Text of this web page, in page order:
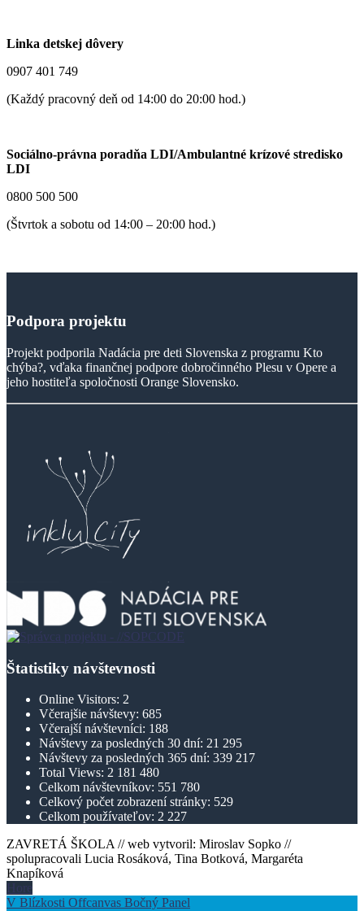
Linka detskej dôvery
0907 401 749
(Každý pracovný deň od 14:00 do 20:00 hod.)
Sociálno-právna poradňa LDI/Ambulantné krízové stredisko
LDI
0800 500 500
(Štvrtok a sobotu od 14:00 – 20:00 hod.)
Podpora projektu
Projekt podporila Nadácia pre deti Slovenska z programu Kto
chýba?, vďaka finančnej podpore dobročinného Plesu v Opere a
jeho hostiteľa spoločnosti Orange Slovensko.
Štatistiky návštevnosti
Online Visitors: 2
Včerajšie návštevy: 685
Včerajší návštevníci: 188
Návštevy za posledných 30 dní: 21 295
Návštevy za posledných 365 dní: 339 217
Total Views: 2 181 480
Celkom návštevníkov: 551 780
Celkový počet zobrazení stránky: 529
Celkom používateľov: 2 227
ZAVRETÁ ŠKOLA // web vytvoril: Miroslav Sopko //
spolupracovali Lucia Rosáková, Tina Botková, Margaréta
Knapíková
Hore
V Blízkosti Offcanvas Bočný Panel